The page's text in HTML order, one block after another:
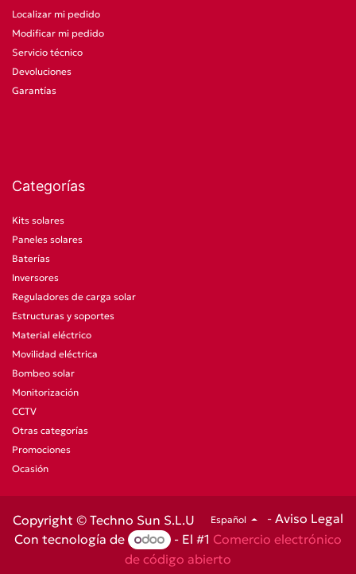
Localizar mi pedido
Modificar mi pedido
Servicio técnico
Devoluciones
Garantías
Categorías
Kits solares
Paneles solares
Baterías
Inversores
Reguladores de carga solar
Estructuras y soportes
Material eléctrico
Movilidad eléctrica
Bombeo solar
Monitorización
CCTV
Otras categorías
Promociones
Ocasión
Copyright © Techno Sun S.L.U Español - Aviso Legal
Con tecnología de
- El #1 Comercio electrónico
de código abierto